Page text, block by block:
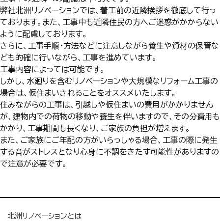
弊社北洲リノベーションでは、着工前の近隣挨拶を徹底して行っ
ております。また、工事中も近隣住民の方へご迷惑がかからない
ように配慮しております。
さらに、工事手順・方法などに注意しながら養生や資材の保管な
ども的確に行いながら、工事を進めています。
工事内容によっては可能です。
しかし、水廻りを含むリノベーションや大規模なリフォーム工事の
場合は、仮住まいされることをオススメいたします。
住みながらの工事は、引越しや仮住まいの費用がかかりません
が、建物内での荷物の移動や養生を伴いますので、その分費用も
かかり、工事期間も長くなり、ご家族の負担が増えます。
また、ご家族にご年配の方がいらっしゃる場合、工事の際に発生
する音がストレスとなり心身に不調をきたす可能性がありますの
で注意が必要です。
北洲リノベーションとは